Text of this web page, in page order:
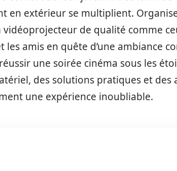
en extérieur se multiplient.
de qualité comme
les amis en quête d’une ambiance
une soirée cinéma sous les
des solutions pratiques et des
une expérience inoubliable.